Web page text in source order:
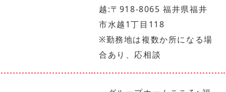
越:〒918-8065 福井県福井
市水越1丁目118
※勤務地は複数か所になる場
合あり、応相談